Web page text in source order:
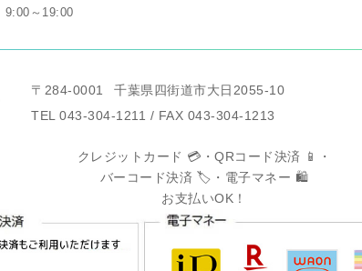
9:00～19:00
〒284-0001
千葉県四街道市大日2055-10
TEL 043-304-1211 / FAX 043-304-1213
クレジットカード 💳・QRコード決済 📱・
バーコード決済 🏷️・電子マネー 🛍️
お支払いOK！